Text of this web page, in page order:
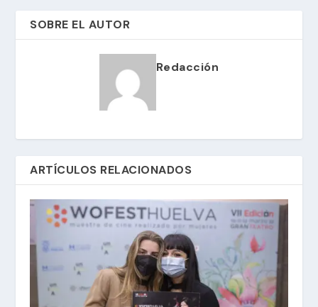
SOBRE EL AUTOR
Redacción
ARTÍCULOS RELACIONADOS